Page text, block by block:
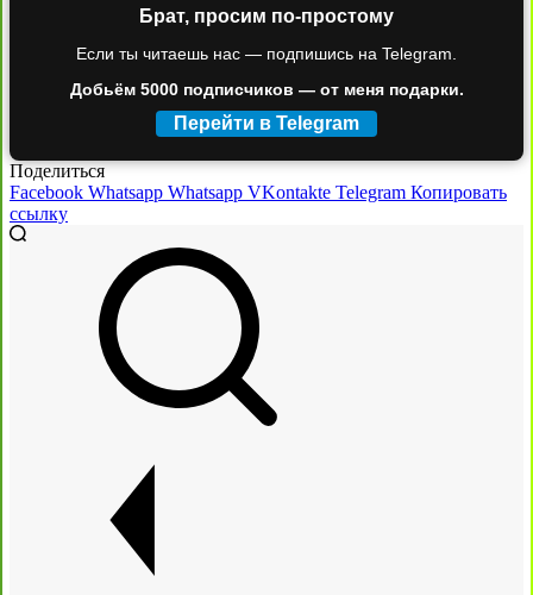
Брат, просим по-простому
Если ты читаешь нас — подпишись на Telegram.
Добьём 5000 подписчиков — от меня подарки.
Перейти в Telegram
Поделиться
Facebook Whatsapp Whatsapp VKontakte Telegram Копировать
ссылку